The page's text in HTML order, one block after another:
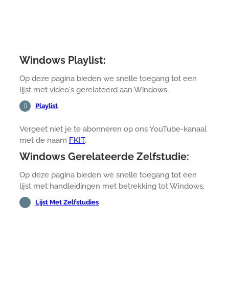
Windows Playlist:
Op deze pagina bieden we snelle toegang tot een
lijst met video's gerelateerd aan Windows.
Playlist
Vergeet niet je te abonneren op ons YouTube-kanaal
met de naam FKIT.
Windows Gerelateerde Zelfstudie:
Op deze pagina bieden we snelle toegang tot een
lijst met handleidingen met betrekking tot Windows.
Lijst Met Zelfstudies